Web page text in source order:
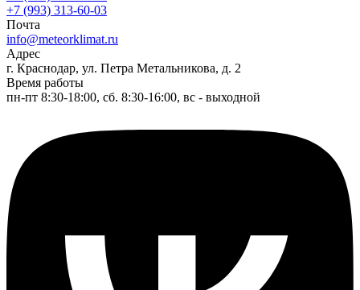
+7 (993) 313-60-03
Почта
info@meteorklimat.ru
Адрес
г. Краснодар, ул. Петра Метальникова, д. 2
Время работы
пн-пт 8:30-18:00, сб. 8:30-16:00, вс - выходной